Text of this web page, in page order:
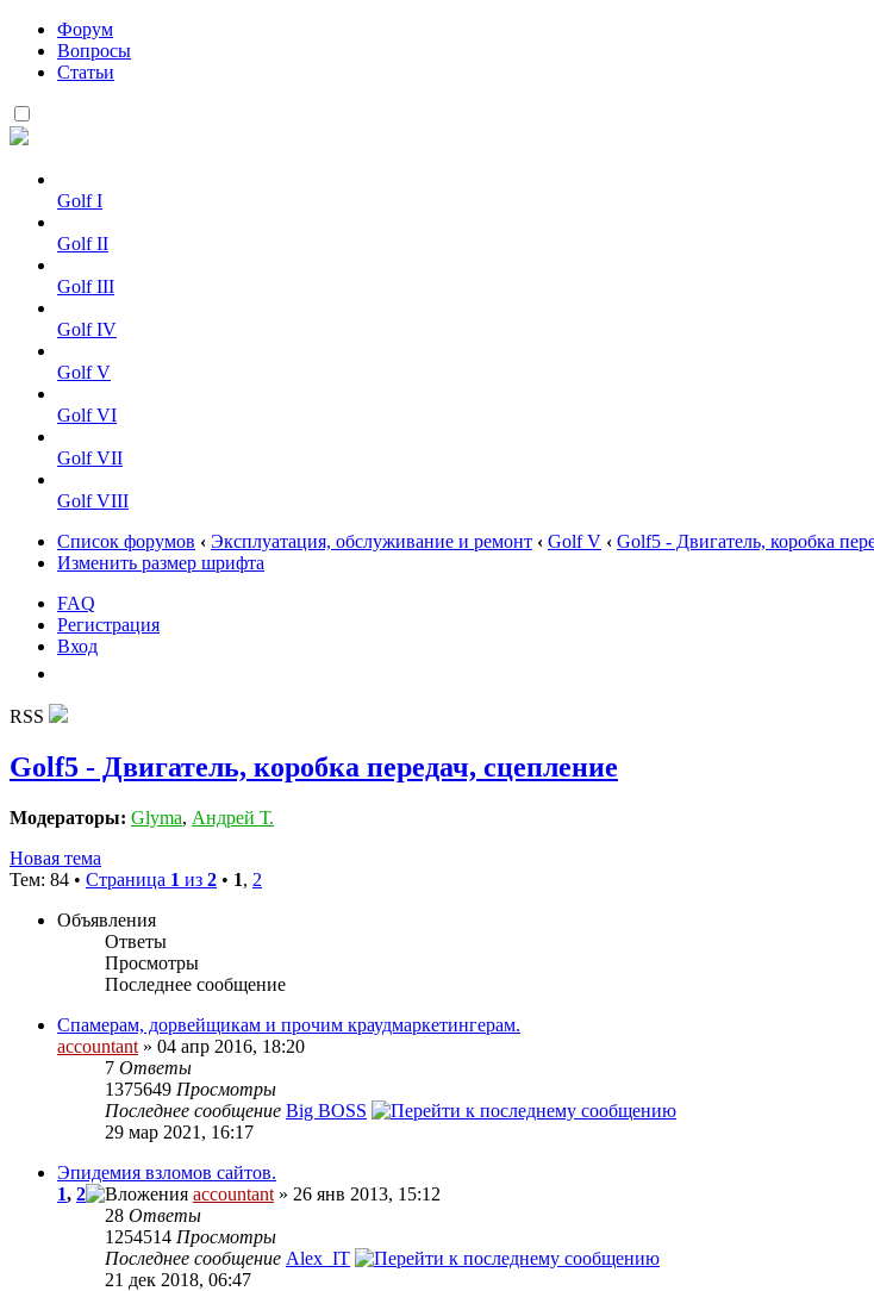
Форум
Вопросы
Статьи
Golf I
Golf II
Golf III
Golf IV
Golf V
Golf VI
Golf VII
Golf VIII
Список форумов ‹ Эксплуатация, обслуживание и ремонт ‹ Golf V ‹ Golf5 - Двигатель, коробка
Изменить размер шрифта
FAQ
Регистрация
Вход
RSS
Golf5 - Двигатель, коробка передач, сцепление
Модераторы: Glyma, Андрей Т.
Новая тема
Тем: 84 • Страница 1 из 2 • 1, 2
Объявления
Ответы
Просмотры
Последнее сообщение
Спамерам, дорвейщикам и прочим краудмаркетингерам.
accountant » 04 апр 2016, 18:20
7 Ответы
1375649 Просмотры
Последнее сообщение Big BOSS
29 мар 2021, 16:17
Эпидемия взломов сайтов.
1, 2 accountant » 26 янв 2013, 15:12
28 Ответы
1254514 Просмотры
Последнее сообщение Alex_IT
21 дек 2018, 06:47